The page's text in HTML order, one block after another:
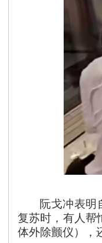
阮戈冲表明
复苏时，有人帮
体外除颤仪），